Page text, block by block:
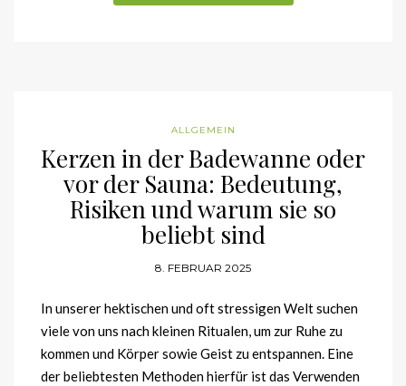
ALLGEMEIN
Kerzen in der Badewanne oder
vor der Sauna: Bedeutung,
Risiken und warum sie so
beliebt sind
8. FEBRUAR 2025
In unserer hektischen und oft stressigen Welt suchen
viele von uns nach kleinen Ritualen, um zur Ruhe zu
kommen und Körper sowie Geist zu entspannen. Eine
der beliebtesten Methoden hierfür ist das Verwenden